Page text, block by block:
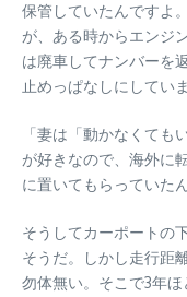
保管していたんですよ
が、ある時からエンジ
は廃車してナンバーを
止めっぱなしにしてい
「妻は「動かなくても
が好きなので、海外に
に置いてもらっていた
そうしてカーポートの
そうだ。しかし走行距
勿体無い。そこで3年